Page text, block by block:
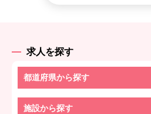
求人を探す
都道府県から探す
施設から探す